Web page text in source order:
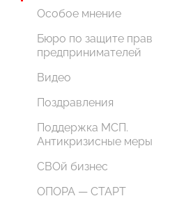
Особое мнение
Бюро по защите прав
предпринимателей
Видео
Поздравления
Поддержка МСП.
Антикризисные меры
СВОй бизнес
ОПОРА — СТАРТ